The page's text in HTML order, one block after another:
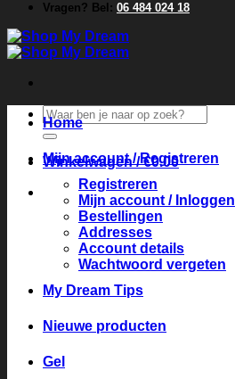
Vragen? Bel: 06 484 024 18
Zoeken
naar:
Winkelwagen /€0.00
Home
Mijn account / Registreren
Registreren
Mijn account / Inloggen
Bestellingen
Addresses
Account details
Wachtwoord vergeten
My Dream Tips
Nieuwe producten
Gel